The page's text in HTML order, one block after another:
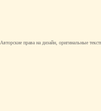
Авторские права на дизайн, оригинальные